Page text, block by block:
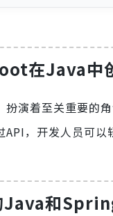
在Java中
扮演着至关重要的
，开发人员可
Java和